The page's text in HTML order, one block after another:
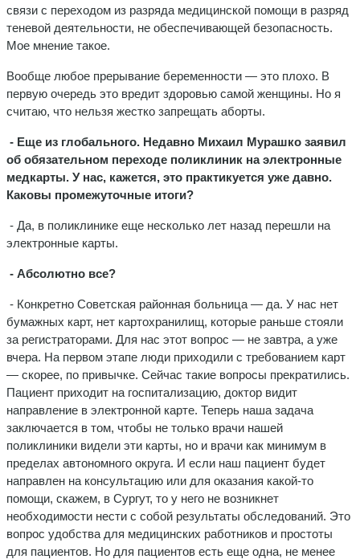
связи с переходом из разряда медицинской помощи в разряд
теневой деятельности, не обеспечивающей безопасность.
Мое мнение такое.
Вообще любое прерывание беременности — это плохо. В
первую очередь это вредит здоровью самой женщины. Но я
считаю, что нельзя жестко запрещать аборты.
- Еще из глобального. Недавно Михаил Мурашко заявил
об обязательном переходе поликлиник на электронные
медкарты. У нас, кажется, это практикуется уже давно.
Каковы промежуточные итоги?
- Да, в поликлинике еще несколько лет назад перешли на
электронные карты.
- Абсолютно все?
- Конкретно Советская районная больница — да. У нас нет
бумажных карт, нет картохранилищ, которые раньше стояли
за регистраторами. Для нас этот вопрос — не завтра, а уже
вчера. На первом этапе люди приходили с требованием карт
— скорее, по привычке. Сейчас такие вопросы прекратились.
Пациент приходит на госпитализацию, доктор видит
направление в электронной карте. Теперь наша задача
заключается в том, чтобы не только врачи нашей
поликлиники видели эти карты, но и врачи как минимум в
пределах автономного округа. И если наш пациент будет
направлен на консультацию или для оказания какой-то
помощи, скажем, в Сургут, то у него не возникнет
необходимости нести с собой результаты обследований. Это
вопрос удобства для медицинских работников и простоты
для пациентов. Но для пациентов есть еще одна, не менее